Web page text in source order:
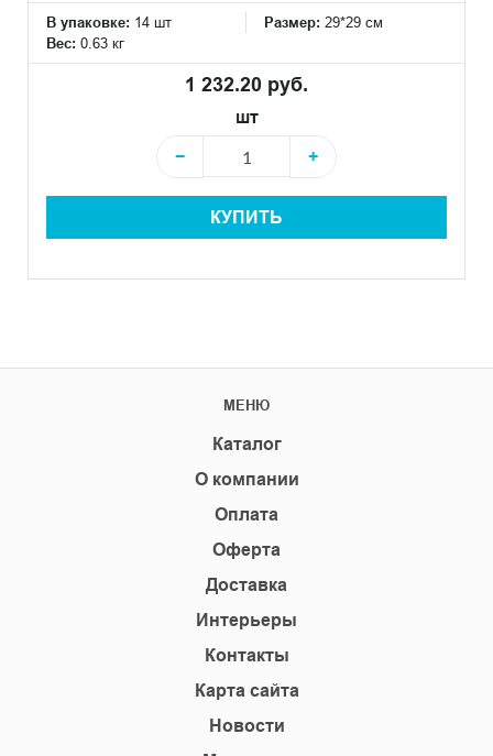
В упаковке: 14 шт Размер: 29*29 см
Вес: 0.63 кг
1 232.20 руб.
шт
−
+
КУПИТЬ
МЕНЮ
Каталог
О компании
Оплата
Оферта
Доставка
Интерьеры
Контакты
Карта сайта
Новости